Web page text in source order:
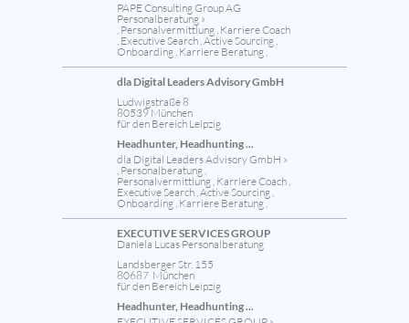
PAPE Consulting Group AG
Personalberatung »
, Personalvermittlung , Karriere Coach
, Executive Search , Active Sourcing ,
Onboarding , Karriere Beratung ,
dla Digital Leaders Advisory GmbH
Ludwigstraße 8
80539 München
für den Bereich Leipzig
Headhunter, Headhunting ...
dla Digital Leaders Advisory GmbH »
, Personalberatung ,
Personalvermittlung , Karriere Coach ,
Executive Search , Active Sourcing ,
Onboarding , Karriere Beratung ,
EXECUTIVE SERVICES GROUP
Daniela Lucas Personalberatung
Landsberger Str. 155
80687 München
für den Bereich Leipzig
Headhunter, Headhunting ...